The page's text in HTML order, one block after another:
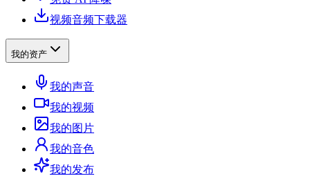
视频音频下载器
我的资产
我的声音
我的视频
我的图片
我的音色
我的发布